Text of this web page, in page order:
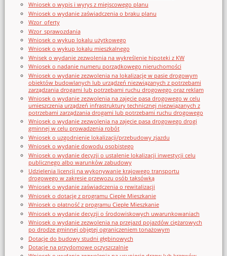
Wniosek o wypis i wyrys z miejscowego planu
Wniosek o wydanie zaświadczenia o braku planu
Wzor_oferty
Wzor_sprawozdania
Wniosek o wykup lokalu użytkowego
Wniosek o wykup lokalu mieszkalnego
Wnisek o wydanie zezwolenia na wykreślenie hipoteki z KW
Wniosek o nadanie numeru porządkowego nieruchomości
Wniosek o wydanie zezwolenia na lokalizację w pasie drogowym
obiektów budowlanych lub urządzeń niezwiązanych z potrzebami
zarządzania drogami lub potrzebami ruchu drogowego oraz reklam
Wniosek o wydanie zezwolenia na zajęcie pasa drogowego w celu
umieszczenia urządzeń infrastruktury technicznej niezwiązanych z
potrzebami zarządzania drogami lub potrzebami ruchu drogowego
Wniosek o wydanie zezwolenia na zajęcie pasa drogowego drogi
gminnej w celu prowadzenia robót
Wniosek o uzgodnienie lokalizacji/przebudowy zjazdu
Wniosek o wydanie dowodu osobistego
Wniosek o wydanie decyzji o ustalenie lokalizacji inwestycji celu
publicznego albo warunków zabudowy
Udzielenia licencji na wykonywanie krajowego transportu
drogowego w zakresie przewozu osób taksówką
Wniosek o wydanie zaświadczenia o rewitalizacji
Wniosek o dotację z programu Ciepłe Mieszkanie
Wniosek o płatność z programu Ciepłe Mieszkanie
Wniosek o wydanie decyzji o środowiskowych uwarunkowaniach
Wniosek o wydanie zezwolenia na przejazd pojazdów ciężarowych
po drodze gminnej objętej ograniczeniem tonażowym
Dotacje do budowy studni głębinowych
Dotacje na przydomowe oczyszczalnie